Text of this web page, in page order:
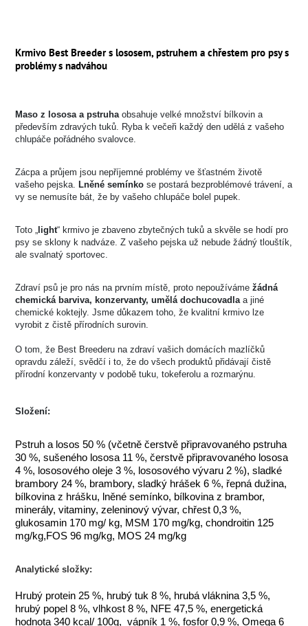
Krmivo Best Breeder s lososem, pstruhem a chřestem pro psy s
problémy s nadváhou
Maso z lososa a pstruhaobsahuje velké množství bílkovin a
především zdravých tuků. Ryba k večeři každý den udělá z vašeho
chlupáče pořádného svalovce.
Zácpa a průjem jsou nepříjemné problémy ve šťastném životě
vašeho pejska. Lněné semínko se postará bezproblémové trávení, a
vy se nemusíte bát, že by vašeho chlupáče bolel pupek.
Toto „ light“ krmivo je zbaveno zbytečných tuků a skvěle se hodí pro
psy se sklony k nadváze. Z vašeho pejska už nebude žádný tlouštík,
ale svalnatý sportovec.
Zdraví psů je pro nás na prvním místě, proto nepoužívámežádná
chemická barviva, konzervanty, umělá dochucovadlaa jiné
chemické koktejly. Jsme důkazem toho, že kvalitní krmivo lze
vyrobit z čistě přírodních surovin.
O tom, že Best Breederu na zdraví vašich domácích mazlíčků
opravdu záleží, svědčí i to, že do všech produktů přidávají čistě
přírodní konzervanty v podobě tuku, tokeferolu a rozmarýnu.
Složení:
Pstruh a losos 50 % (včetně čerstvě připravovaného pstruha
30 %, sušeného lososa 11 %, čerstvě připravovaného lososa
4 %, lososového oleje 3 %, lososového vývaru 2 %), sladké
brambory 24 %, brambory, sladký hrášek 6 %, řepná dužina,
bílkovina z hrášku, lněné semínko, bílkovina z brambor,
minerály, vitaminy, zeleninový vývar, chřest 0,3 %,
glukosamin 170 mg/ kg, MSM 170 mg/kg, chondroitin 125
mg/kg,FOS 96 mg/kg, MOS 24 mg/kg
Analytické složky:
Hrubý protein 25 %, hrubý tuk 8 %, hrubá vláknina 3,5 %,
hrubý popel 8 %, vlhkost 8 %, NFE 47,5 %, energetická
hodnota 340 kcal/ 100g, vápník 1 %, fosfor 0,9 %, Omega 6